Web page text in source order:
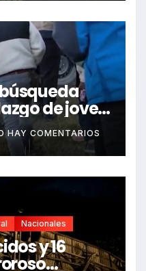
de joven
HAY COMENTARIOS
Nacionales
y 16